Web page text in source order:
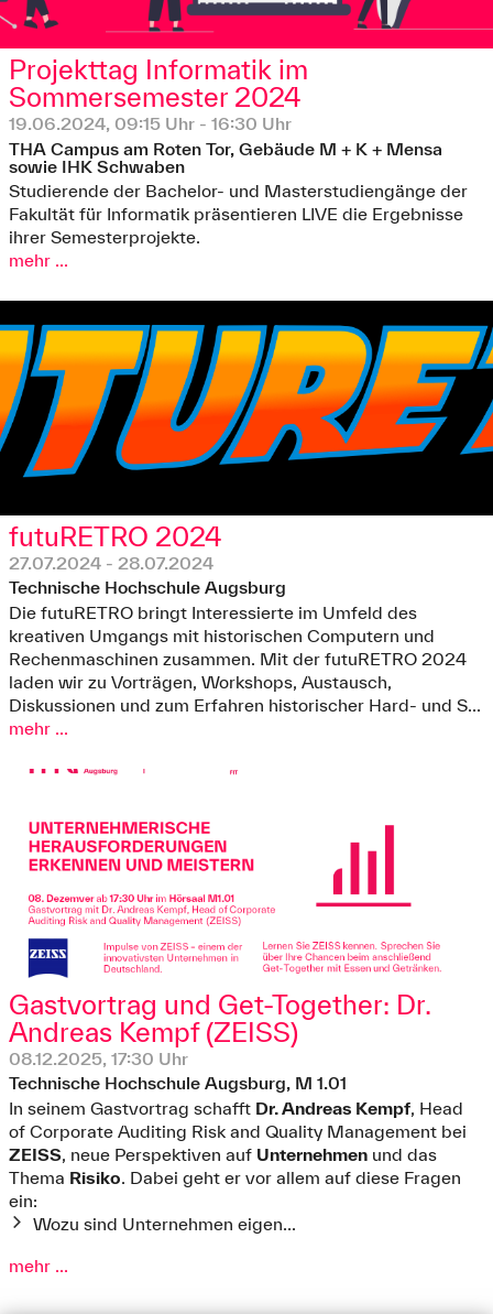
Projekttag Informatik im
Sommersemester 2024
19.06.2024, 09:15 Uhr - 16:30 Uhr
THA Campus am Roten Tor, Gebäude M + K + Mensa
sowie IHK Schwaben
Studierende der Bachelor- und Masterstudiengänge der
Fakultät für Informatik präsentieren LIVE die Ergebnisse
ihrer Semesterprojekte.
mehr ...
futuRETRO 2024
27.07.2024 - 28.07.2024
Technische Hochschule Augsburg
Die futuRETRO bringt Interessierte im Umfeld des
kreativen Umgangs mit historischen Computern und
Rechenmaschinen zusammen. Mit der futuRETRO 2024
laden wir zu Vorträgen, Workshops, Austausch,
Diskussionen und zum Erfahren historischer Hard- und S...
mehr ...
Gastvortrag und Get-Together: Dr.
Andreas Kempf (ZEISS)
08.12.2025, 17:30 Uhr
Technische Hochschule Augsburg, M 1.01
In seinem Gastvortrag schafft Dr. Andreas Kempf, Head
of Corporate Auditing Risk and Quality Management bei
ZEISS, neue Perspektiven auf Unternehmen und das
Thema Risiko. Dabei geht er vor allem auf diese Fragen
ein:
Wozu sind Unternehmen eigen...
mehr ...